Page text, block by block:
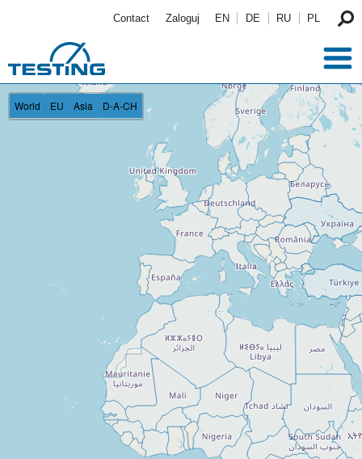
Contact Zaloguj EN DE RU PL
World EU Asia D-A-CH